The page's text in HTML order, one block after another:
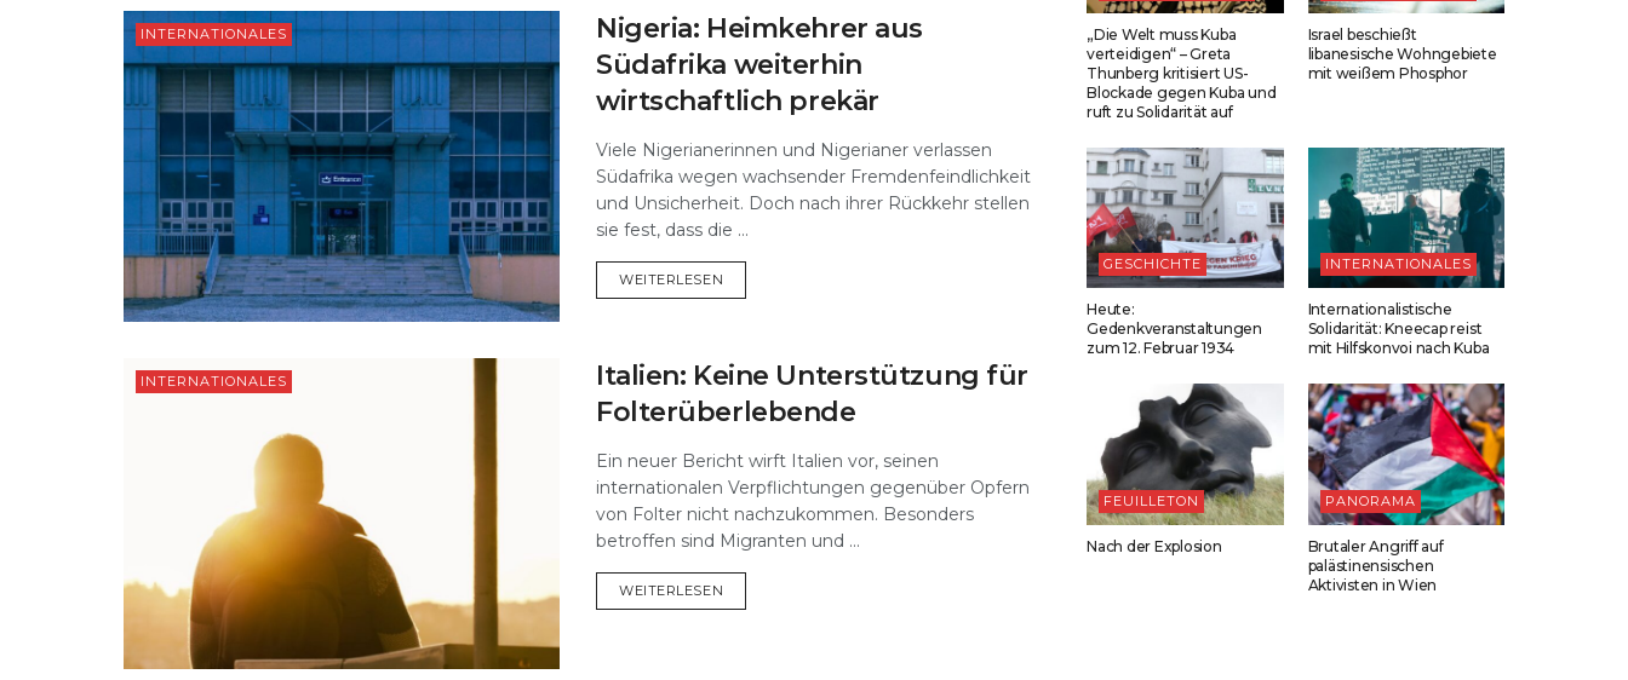
INTERNATIONALES
Nigeria: Heimkehrer aus
Südafrika weiterhin
wirtschaftlich prekär
Viele Nigerianerinnen und Nigerianer verlassen
Südafrika wegen wachsender Fremdenfeindlichkeit
und Unsicherheit. Doch nach ihrer Rückkehr stellen
sie fest, dass die ...
WEITERLESEN
INTERNATIONALES
Italien: Keine Unterstützung für
Folterüberlebende
Ein neuer Bericht wirft Italien vor, seinen
internationalen Verpflichtungen gegenüber Opfern
von Folter nicht nachzukommen. Besonders
betroffen sind Migranten und ...
WEITERLESEN
„Die Welt muss Kuba
verteidigen“ – Greta
Thunberg kritisiert US-
Blockade gegen Kuba und
ruft zu Solidarität auf
Israel beschießt
libanesische Wohngebiete
mit weißem Phosphor
GESCHICHTE
Heute:
Gedenkveranstaltungen
zum 12. Februar 1934
INTERNATIONALES
Internationalistische
Solidarität: Kneecap reist
mit Hilfskonvoi nach Kuba
FEUILLETON
Nach der Explosion
PANORAMA
Brutaler Angriff auf
palästinensischen
Aktivisten in Wien